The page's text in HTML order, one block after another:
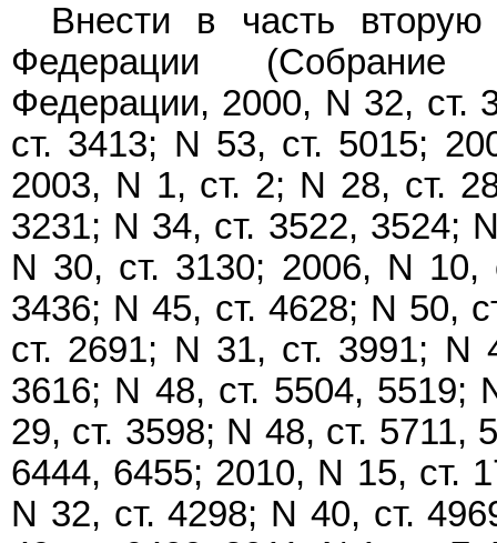
Внести в часть
Федерации (Собрание
Федерации, 2000, N 32, ст.
ст. 3413; N 53, ст. 5015;
2003, N 1, ст. 2; N 28, ст.
3231; N 34, ст. 3522, 3524;
N 30, ст. 3130; 2006, N 10,
3436; N 45, ст. 4628; N 50,
ст. 2691; N 31, ст. 3991; N
3616; N 48, ст. 5504, 5519;
29, ст. 3598; N 48, ст. 5711,
6444, 6455; 2010, N 15, ст.
N 32, ст. 4298; N 40, ст.